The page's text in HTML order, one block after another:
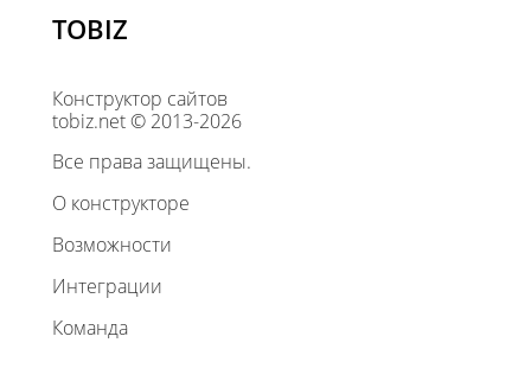
TOBIZ
Конструктор сайтов
tobiz.net © 2013-2026
Все права защищены.
О конструкторе
Возможности
Интеграции
Команда